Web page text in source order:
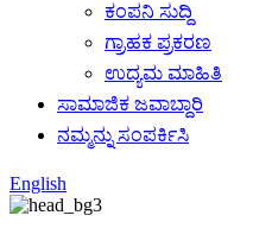
ಕಂಪನಿ ಸುದ್ದಿ
ಗ್ರಾಹಕ ಪ್ರಕರಣ
ಉದ್ಯಮ ಮಾಹಿತಿ
ಸಾಮಾಜಿಕ ಜವಾಬ್ದಾರಿ
ನಮ್ಮನ್ನು ಸಂಪರ್ಕಿಸಿ
English